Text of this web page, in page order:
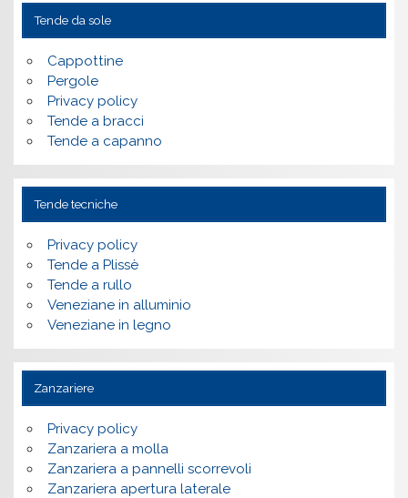
Tende da sole
Cappottine
Pergole
Privacy policy
Tende a bracci
Tende a capanno
Tende tecniche
Privacy policy
Tende a Plissè
Tende a rullo
Veneziane in alluminio
Veneziane in legno
Zanzariere
Privacy policy
Zanzariera a molla
Zanzariera a pannelli scorrevoli
Zanzariera apertura laterale